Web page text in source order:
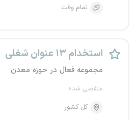
تمام وقت
استخدام ۱۳ عنوان شغلی
مجموعه فعال در حوزه معدن
منقضی شده
کل کشور